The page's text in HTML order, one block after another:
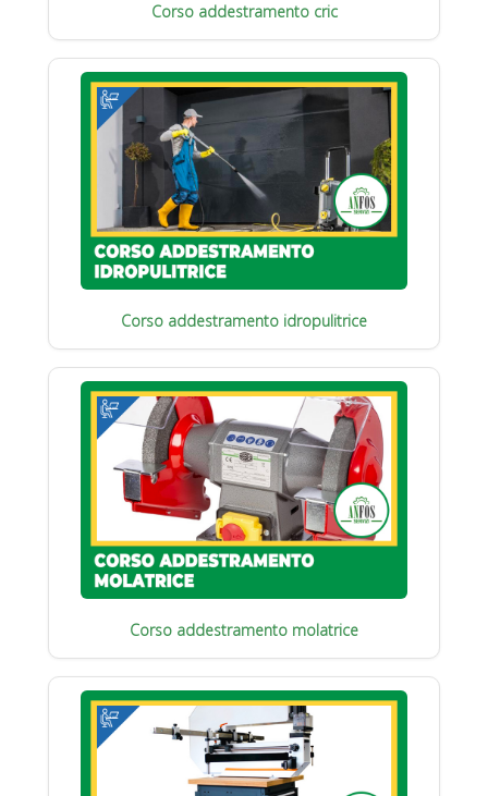
Corso addestramento cric
Corso addestramento idropulitrice
Corso addestramento molatrice